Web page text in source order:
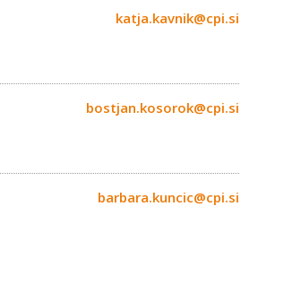
katja.kavnik@cpi.si
bostjan.kosorok@cpi.si
barbara.kuncic@cpi.si